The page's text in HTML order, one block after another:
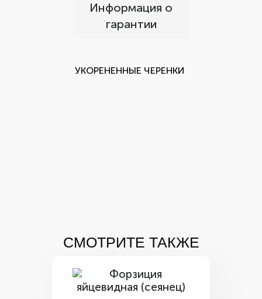
Информация о
гарантии
УКОРЕНЕННЫЕ ЧЕРЕНКИ
СМОТРИТЕ ТАКЖЕ